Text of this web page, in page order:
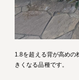
1.8を超える背が高めの
きくなる品種です。